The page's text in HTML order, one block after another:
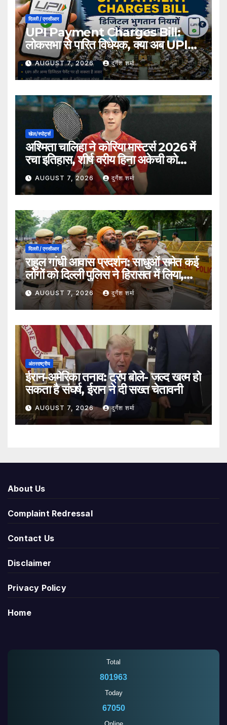
दिल्ली / एनसीआर
UPI Payment Charges Bill:
लोकसभा से पारित विधेयक, क्या अब UPI
भुगतान पर लग सकता है शुल्क?
AUGUST 7, 2026 दुर्गेश शर्मा
खेल/स्पोर्ट्स
अश्मिता चालिहा ने कोरिया मास्टर्स 2026 में
रचा इतिहास, शीर्ष वरीय हिना अकेची को
हराकर सेमीफाइनल में बनाई जगह
AUGUST 7, 2026 दुर्गेश शर्मा
दिल्ली / एनसीआर
राहुल गांधी आवास प्रदर्शन: साधुओं समेत कई
लोगों को दिल्ली पुलिस ने हिरासत में लिया,
सुरक्षा व्यवस्था कड़ी
AUGUST 7, 2026 दुर्गेश शर्मा
अंतरराष्ट्रीय
ईरान-अमेरिका तनाव: ट्रंप बोले- जल्द खत्म हो
सकता है संघर्ष, ईरान ने दी सख्त चेतावनी
AUGUST 7, 2026 दुर्गेश शर्मा
About Us
Complaint Redressal
Contact Us
Disclaimer
Privacy Policy
Home
Total
801963
Today
67050